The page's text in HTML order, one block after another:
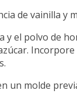
de vainilla y
el polvo de
un molde